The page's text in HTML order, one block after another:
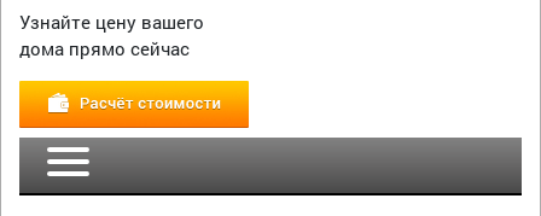
Узнайте цену вашего
дома прямо сейчас